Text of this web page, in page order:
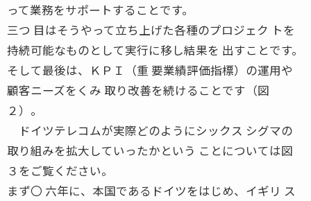
って業務をサポートすることです。
三つ 目はそうやって立ち上げた各種のプロジェク トを
持続可能なものとして実行に移し結果を 出すことです。
そして最後は、ＫＰＩ（重 要業績評価指標）の運用や
顧客ニーズをくみ 取り改善を続けることです（図
２）。
ドイツテレコムが実際どのようにシックス シグマの
取り組みを拡大していったかという ことについては図
３をご覧ください。
まず〇 六年に、本国であるドイツをはじめ、イギリ ス